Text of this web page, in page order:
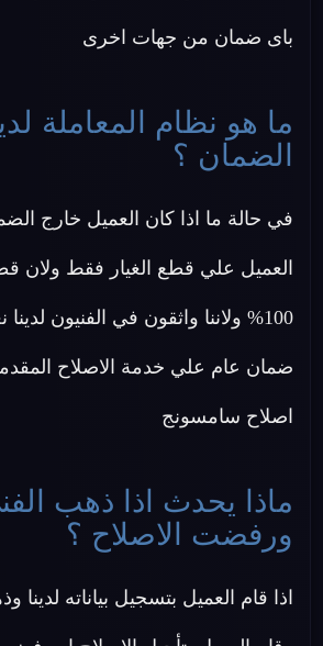
باى ضمان من جهات اخرى
ما هو نظام المعاملة
الضمان ؟
في حالة ما اذا كان العميل خارج
العميل علي قطع الغيار فقط ولان
100% ولاننا واثقون في الفنيون
ضمان عام علي خدمة الاصلاح
اصلاح سامسونج
ماذا يحدث اذا ذهب
ورفضت الاصلاح ؟
اذا قام العميل بتسجيل بياناته لدينا